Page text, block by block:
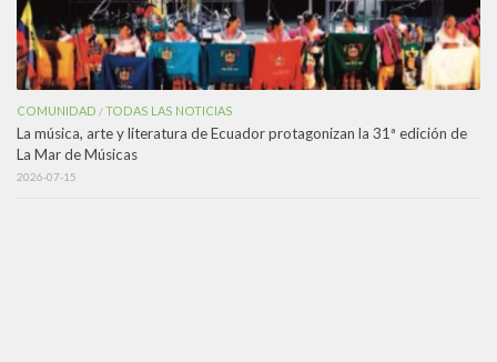
COMUNIDAD /TODAS LAS NOTICIAS
La música, arte y literatura de Ecuador protagonizan la 31ª edición de
La Mar de Músicas
2026-07-15